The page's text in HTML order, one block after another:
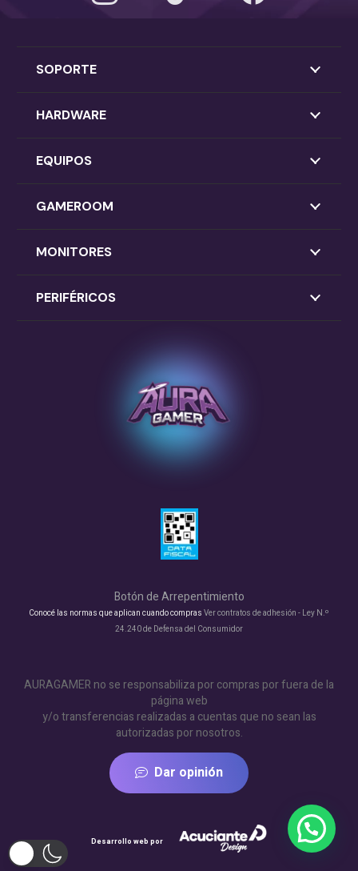
SOPORTE
HARDWARE
EQUIPOS
GAMEROOM
MONITORES
PERIFÉRICOS
Botón de Arrepentimiento
Conocé las normas que aplican cuando compras Ver contratos de adhesión - Ley N.º
24.240 de Defensa del Consumidor
AURAGAMER no se responsabiliza por compras por fuera de la
página web
y/o transferencias realizadas a cuentas que no sean las
autorizadas por nosotros.
Dar opinión
Desarrollo web por